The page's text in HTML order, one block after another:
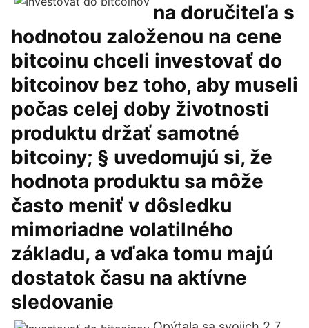
na doručiteľa s
hodnotou založenou na cene
bitcoinu chceli investovať do
bitcoinov bez toho, aby museli
počas celej doby životnosti
produktu držať samotné
bitcoiny; § uvedomujú si, že
hodnota produktu sa môže
často meniť v dôsledku
mimoriadne volatilného
základu, a vďaka tomu majú
dostatok času na aktívne
sledovanie